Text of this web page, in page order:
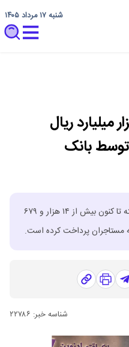
شنبه ۱۷ مرداد ۱۴۰۵
بیش از ۱۴.۶ هزار میلیارد ریال
بانک
بانک اقتصادنوین از ابتدای سال گذشته تا کنون بیش از ۱۴ هزار و ۶۷۹
مستاجران پرداخت کرده است.
شناسه خبر: ۲۲۷۸۶